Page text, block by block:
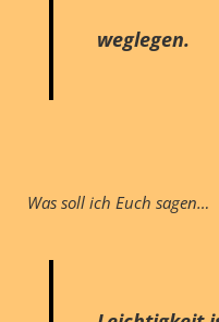
weglegen.
Was soll ich Euch sagen…